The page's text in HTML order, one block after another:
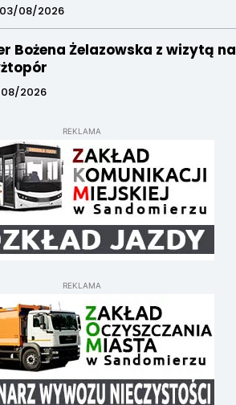
03/08/2026
Bożena Żelazowska z wizytą na
2026
REKLAMA
REKLAMA